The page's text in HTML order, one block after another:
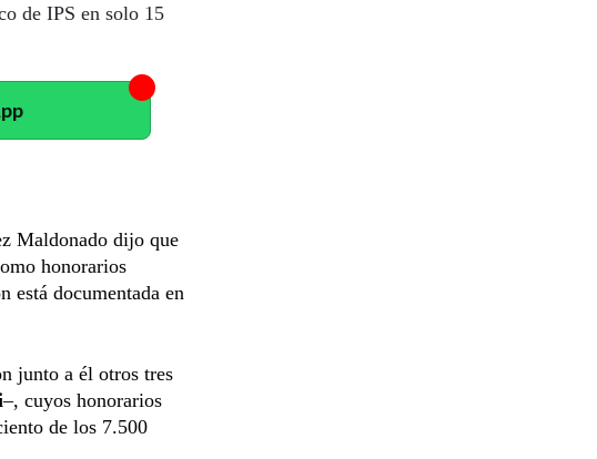
de IPS en solo 15
Maldonado dijo que
honorarios
está documentada en
junto a él otros tres
–, cuyos honorarios
de los 7.500